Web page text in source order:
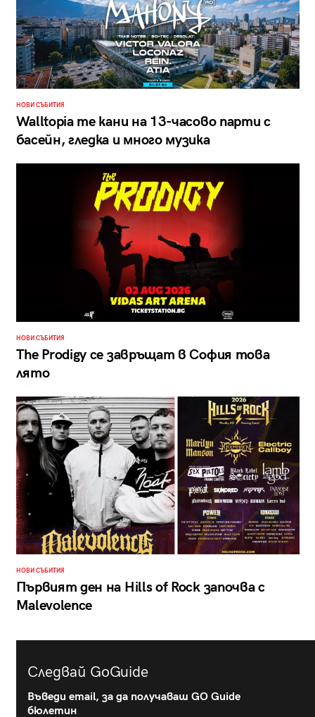
НОВИ СЪБИТИЯ
Walltopia те кани на 13-часово парти с
басейн, гледка и много музика
НОВИ СЪБИТИЯ
The Prodigy се завръщат в София това
лято
НОВИ СЪБИТИЯ
Първият ден на Hills of Rock започва с
Malevolence
Следвай GoGuide
Въведи email, за да получаваш GO Guide
бюлетин